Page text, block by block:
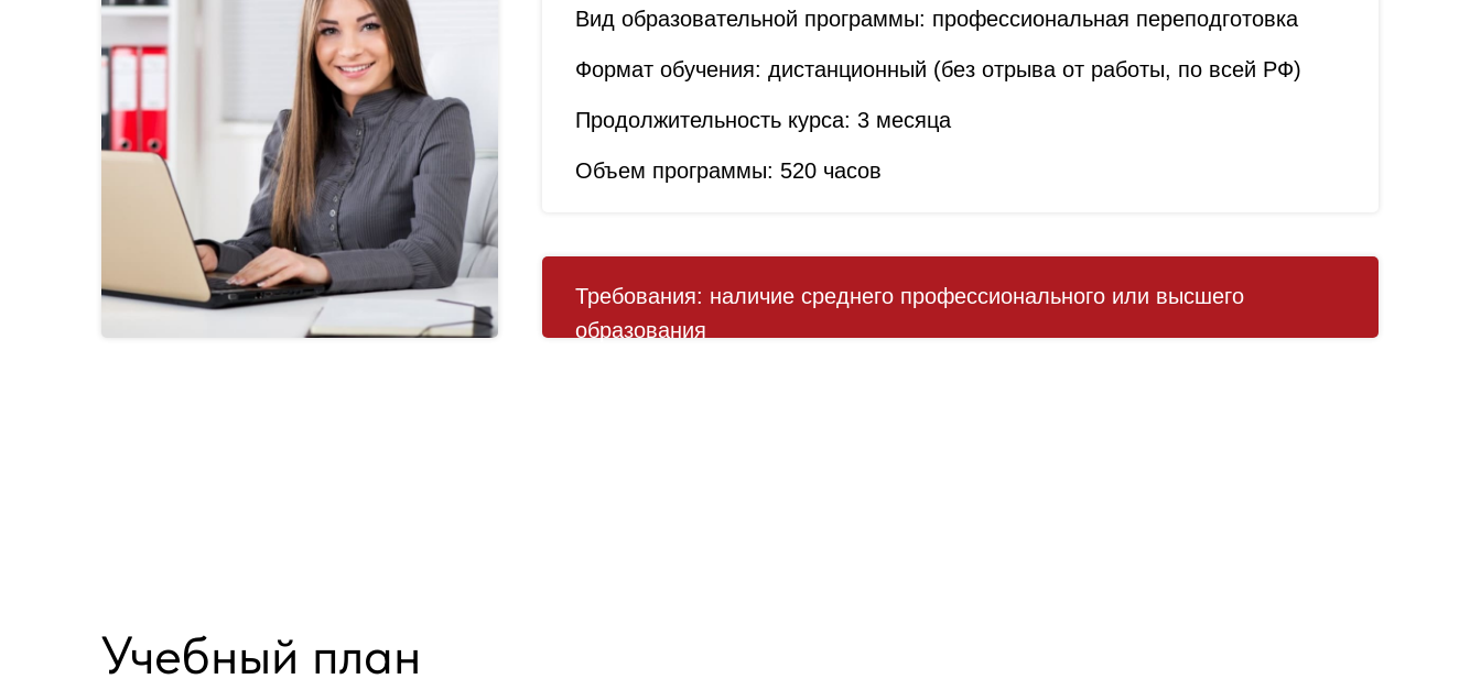
Вид образовательной программы: профессиональная переподготовка
Формат обучения: дистанционный (без отрыва от работы, по всей РФ)
Продолжительность курса: 3 месяца
Объем программы: 520 часов
Требования: наличие среднего профессионального или высшего
образования
Учебный план